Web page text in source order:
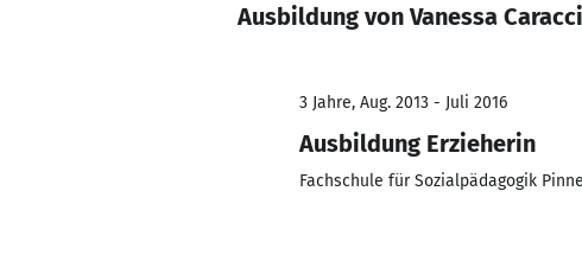
Ausbildung von Vanessa
3 Jahre, Aug. 2013 - Juli 2016
Ausbildung Erzieherin
Fachschule für Sozialpädagogik